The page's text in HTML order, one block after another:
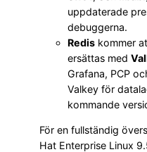
uppdaterade
debuggerna.
Redis kommer
ersättas med
Grafana, PCP
Valkey för
kommande
För en fullständig
Hat Enterprise Linux